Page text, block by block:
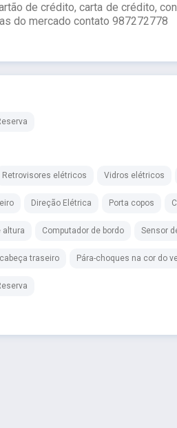
de crédito, carta de crédito,
do mercado contato 987272778
Retrovisores elétricos Vidros elétricos
Direção Elétrica Porta copos
altura Computador de bordo Sensor
traseiro Pára-choques na cor do